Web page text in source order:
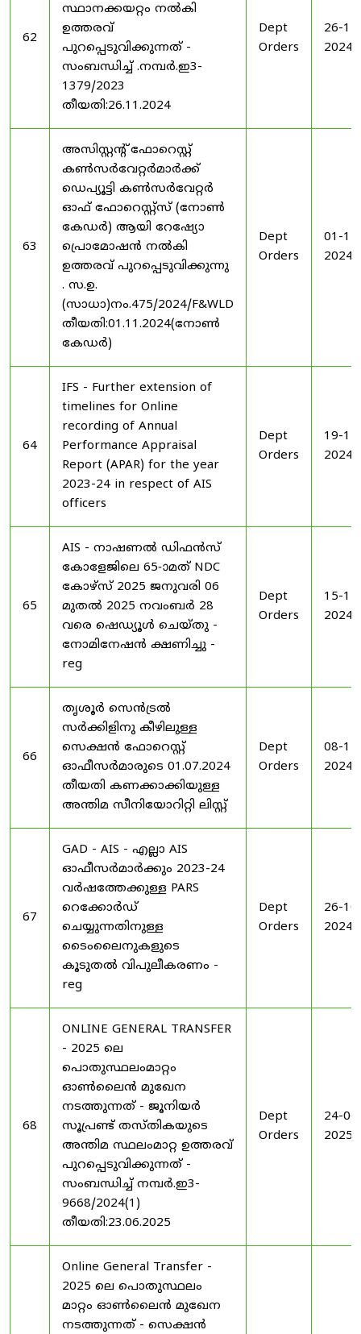
62
സ്ഥാനക്കയറ്റം നൽകി
ഉത്തരവ്
പുറപ്പെടുവിക്കുന്നത് -
സംബന്ധിച്ച് .നമ്പർ.ഇ3-
1379/2023
തീയതി:26.11.2024
Dept
Orders
26-
2024
63
അസിസ്റ്റന്റ് ഫോറെസ്റ്റ്
കൺസർവേറ്റർമാർക്ക്
ഡെപ്യൂട്ടി കൺസർവേറ്റർ
ഓഫ് ഫോറെസ്റ്റ്സ് (നോൺ
കേഡർ) ആയി റേഷ്യോ
പ്രൊമോഷൻ നൽകി
ഉത്തരവ് പുറപ്പെടുവിക്കുന്നു
. സ.ഉ.
(സാധാ)നം.475/2024/F&WLD
തീയതി:01.11.2024(നോൺ
കേഡർ)
Dept
Orders
01-
2024
64
IFS - Further extension of
timelines for Online
recording of Annual
Performance Appraisal
Report (APAR) for the year
2023-24 in respect of AIS
officers
Dept
Orders
19-
2024
65
AIS - നാഷണൽ ഡിഫൻസ്
കോളേജിലെ 65-ാമത് NDC
കോഴ്‌സ് 2025 ജനുവരി 06
മുതൽ 2025 നവംബർ 28
വരെ ഷെഡ്യൂൾ ചെയ്‌തു -
നോമിനേഷൻ ക്ഷണിച്ചു -
reg
Dept
Orders
15-
2024
66
തൃശൂർ സെൻട്രൽ
സർക്കിളിനു കീഴിലുള്ള
സെക്ഷൻ ഫോറെസ്റ്റ്
ഓഫീസർമാരുടെ 01.07.2024
തീയതി കണക്കാക്കിയുള്ള
അന്തിമ സീനിയോറിറ്റി ലിസ്റ്റ്
Dept
Orders
08-
2024
67
GAD - AIS - എല്ലാ AIS
ഓഫീസർമാർക്കും 2023-24
വർഷത്തേക്കുള്ള PARS
റെക്കോർഡ്
ചെയ്യുന്നതിനുള്ള
ടൈംലൈനുകളുടെ
കൂടുതൽ വിപുലീകരണം -
reg
Dept
Orders
26-
2024
68
ONLINE GENERAL TRANSFER
- 2025 ലെ
പൊതുസ്ഥലംമാറ്റം
ഓൺലൈൻ മുഖേന
നടത്തുന്നത് - ജൂനിയർ
സൂപ്രണ്ട് തസ്തികയുടെ
അന്തിമ സ്ഥലംമാറ്റ ഉത്തരവ്
പുറപ്പെടുവിക്കുന്നത് -
സംബന്ധിച്ച് നമ്പർ.ഇ3-
9668/2024(1)
തീയതി:23.06.2025
Dept
Orders
24-
2025
Online General Transfer -
2025 ലെ പൊതുസ്ഥലം
മാറ്റം ഓൺലൈൻ മുഖേന
നടത്തുന്നത് - സെക്ഷൻ